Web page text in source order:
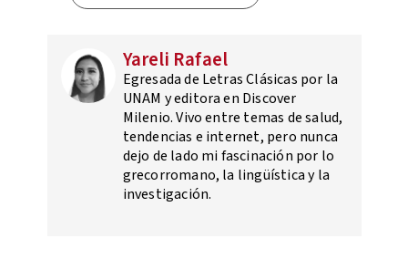
Yareli Rafael
Egresada de Letras Clásicas por la
UNAM y editora en Discover
Milenio. Vivo entre temas de salud,
tendencias e internet, pero nunca
dejo de lado mi fascinación por lo
grecorromano, la lingüística y la
investigación.